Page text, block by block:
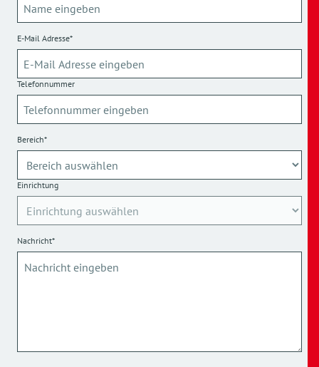
E-Mail Adresse*
Telefonnummer
Bereich*
Einrichtung
Nachricht*